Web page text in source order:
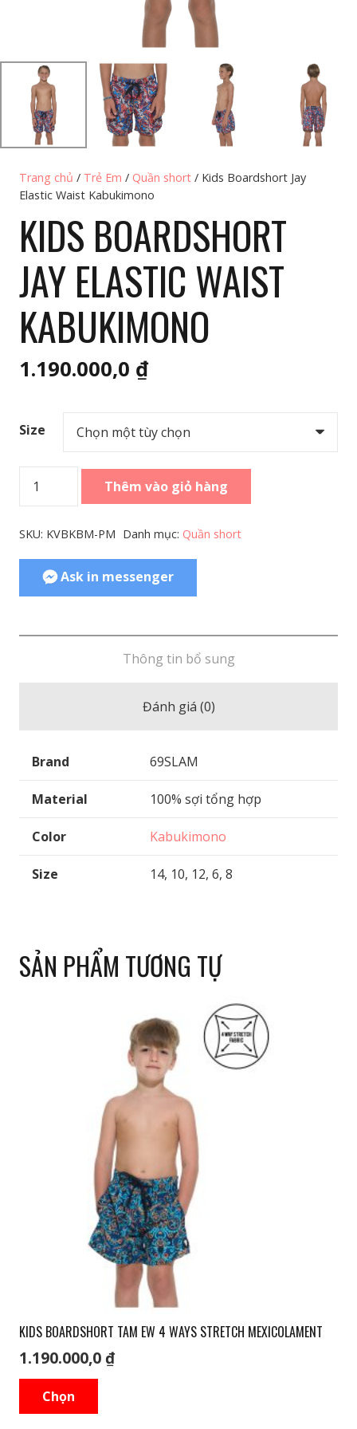
Trang chủ / Trẻ Em / Quần short / Kids Boardshort Jay
Elastic Waist Kabukimono
KIDS BOARDSHORT
JAY ELASTIC WAIST
KABUKIMONO
1.190.000,0 ₫
Size
Elastic
Waist
Kabukimono
lượng
Thêm vào giỏ hàng
SKU: KVBKBM-PM Danh mục: Quần short
Ask in messenger
Thông tin bổ sung
Đánh giá (0)
Brand 69SLAM
Material 100% sợi tổng hợp
Color Kabukimono
Size 14, 10, 12, 6, 8
SẢN PHẨM TƯƠNG TỰ
KIDS BOARDSHORT TAM EW 4 WAYS STRETCH MEXICOLAMENT
1.190.000,0₫
Chọn